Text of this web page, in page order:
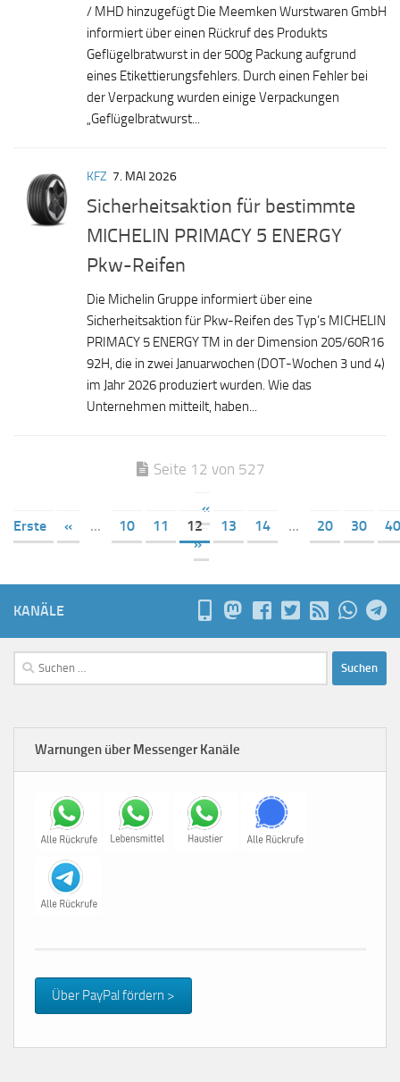
/ MHD hinzugefügt Die Meemken Wurstwaren GmbH
informiert über einen Rückruf des Produkts
Geflügelbratwurst in der 500g Packung aufgrund
eines Etikettierungsfehlers. Durch einen Fehler bei
der Verpackung wurden einige Verpackungen
„Geflügelbratwurst...
KFZ 7. MAI 2026
Sicherheitsaktion für bestimmte
MICHELIN PRIMACY 5 ENERGY
Pkw-Reifen
Die Michelin Gruppe informiert über eine
Sicherheitsaktion für Pkw-Reifen des Typ’s MICHELIN
PRIMACY 5 ENERGY TM in der Dimension 205/60R16
92H, die in zwei Januarwochen (DOT-Wochen 3 und 4)
im Jahr 2026 produziert wurden. Wie das
Unternehmen mitteilt, haben...
Seite 12 von 527
«
Erste
« ... 10 11 12 13 14 ... 20 30
40
»
KANÄLE
Suchen
nach:
Warnungen über Messenger Kanäle
Über PayPal fördern >